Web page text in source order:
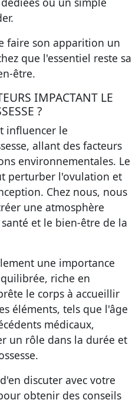
faire son apparition un
que l'essentiel reste sa
être.
IMPACTANT LE
?
influencer le
allant des facteurs
environnementales. Le
perturber l'ovulation et
Chez nous, nous
une atmosphère
et le bien-être de la
une importance
riche en
le corps à accueillir
éléments, tels que l'âge
médicaux,
un rôle dans la durée et
discuter avec votre
obtenir des conseils